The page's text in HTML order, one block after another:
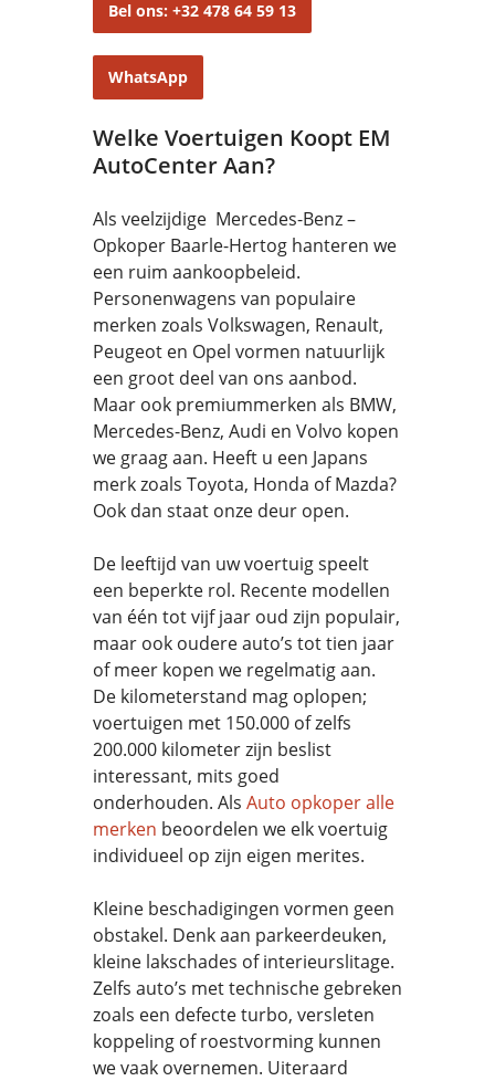
Bel ons: +32 478 64 59 13
WhatsApp
Welke Voertuigen Koopt EM
AutoCenter Aan?
Als veelzijdige Mercedes-Benz –
Opkoper Baarle-Hertog hanteren we
een ruim aankoopbeleid.
Personenwagens van populaire
merken zoals Volkswagen, Renault,
Peugeot en Opel vormen natuurlijk
een groot deel van ons aanbod.
Maar ook premiummerken als BMW,
Mercedes-Benz, Audi en Volvo kopen
we graag aan. Heeft u een Japans
merk zoals Toyota, Honda of Mazda?
Ook dan staat onze deur open.
De leeftijd van uw voertuig speelt
een beperkte rol. Recente modellen
van één tot vijf jaar oud zijn populair,
maar ook oudere auto’s tot tien jaar
of meer kopen we regelmatig aan.
De kilometerstand mag oplopen;
voertuigen met 150.000 of zelfs
200.000 kilometer zijn beslist
interessant, mits goed
onderhouden. Als Auto opkoper alle
merken beoordelen we elk voertuig
individueel op zijn eigen merites.
Kleine beschadigingen vormen geen
obstakel. Denk aan parkeerdeuken,
kleine lakschades of interieurslitage.
Zelfs auto’s met technische gebreken
zoals een defecte turbo, versleten
koppeling of roestvorming kunnen
we vaak overnemen. Uiteraard